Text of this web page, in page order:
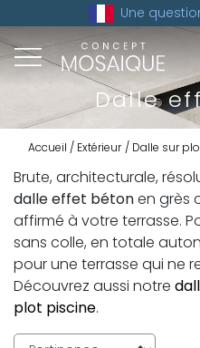
Une
Dalle
Accueil Extérieur Dalle sur
Brute, architecturale,
dalle effet bétonen grès
affirmé à votre terrasse.
sans colle, en totale
pour une terrasse qui ne
Découvrez aussi notre
plot piscine.